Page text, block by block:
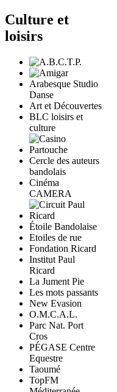
Culture et
loisirs
Arabesque Studio
Danse
Art et Découvertes
BLC loisirs et
culture
Cercle des auteurs
bandolais
Cinéma
CAMERA
Étoile Bandolaise
Etoiles de rue
Fondation Ricard
Institut Paul
Ricard
La Jument Pie
Les mots passants
New Evasion
O.M.C.A.L.
Parc Nat. Port
Cros
PÉGASE Centre
Equestre
Taoumé
TopFM